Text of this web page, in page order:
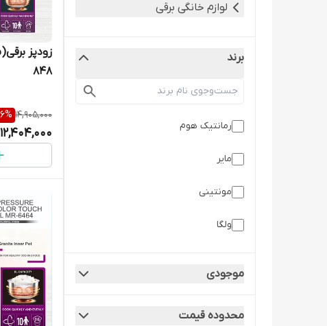
لوازم خانگی برقی
برند
رمانتیک هوم
مایر
مونتینی
ولگا
موجودی
محدوده قیمت
848
14,905,000
%
12,404,000